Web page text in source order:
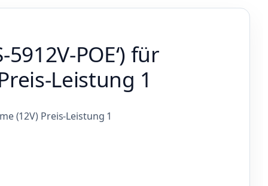
für
Leistung 1
(12V) Preis-Leistung 1